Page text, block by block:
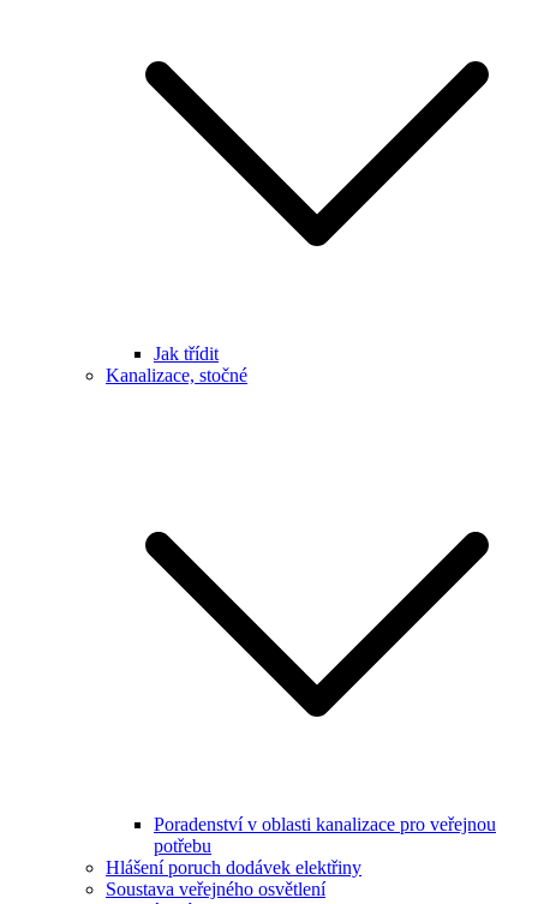
Jak třídit
Kanalizace, stočné
Poradenství v oblasti kanalizace pro veřejnou
potřebu
Hlášení poruch dodávek elektřiny
Soustava veřejného osvětlení